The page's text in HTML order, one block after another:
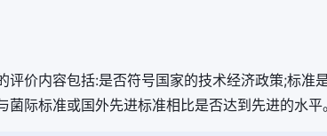
评价内容包括:是否符号国家的技术经济政策;标准
菌际标准或国外先进标准相比是否达到先进的水平